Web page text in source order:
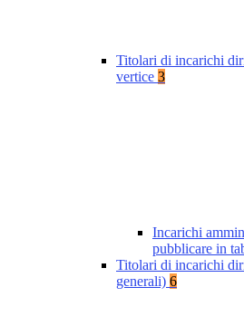
Titolari di incarichi
vertice 3
Incarichi
pubblicare in
Titolari di incarichi
generali) 6